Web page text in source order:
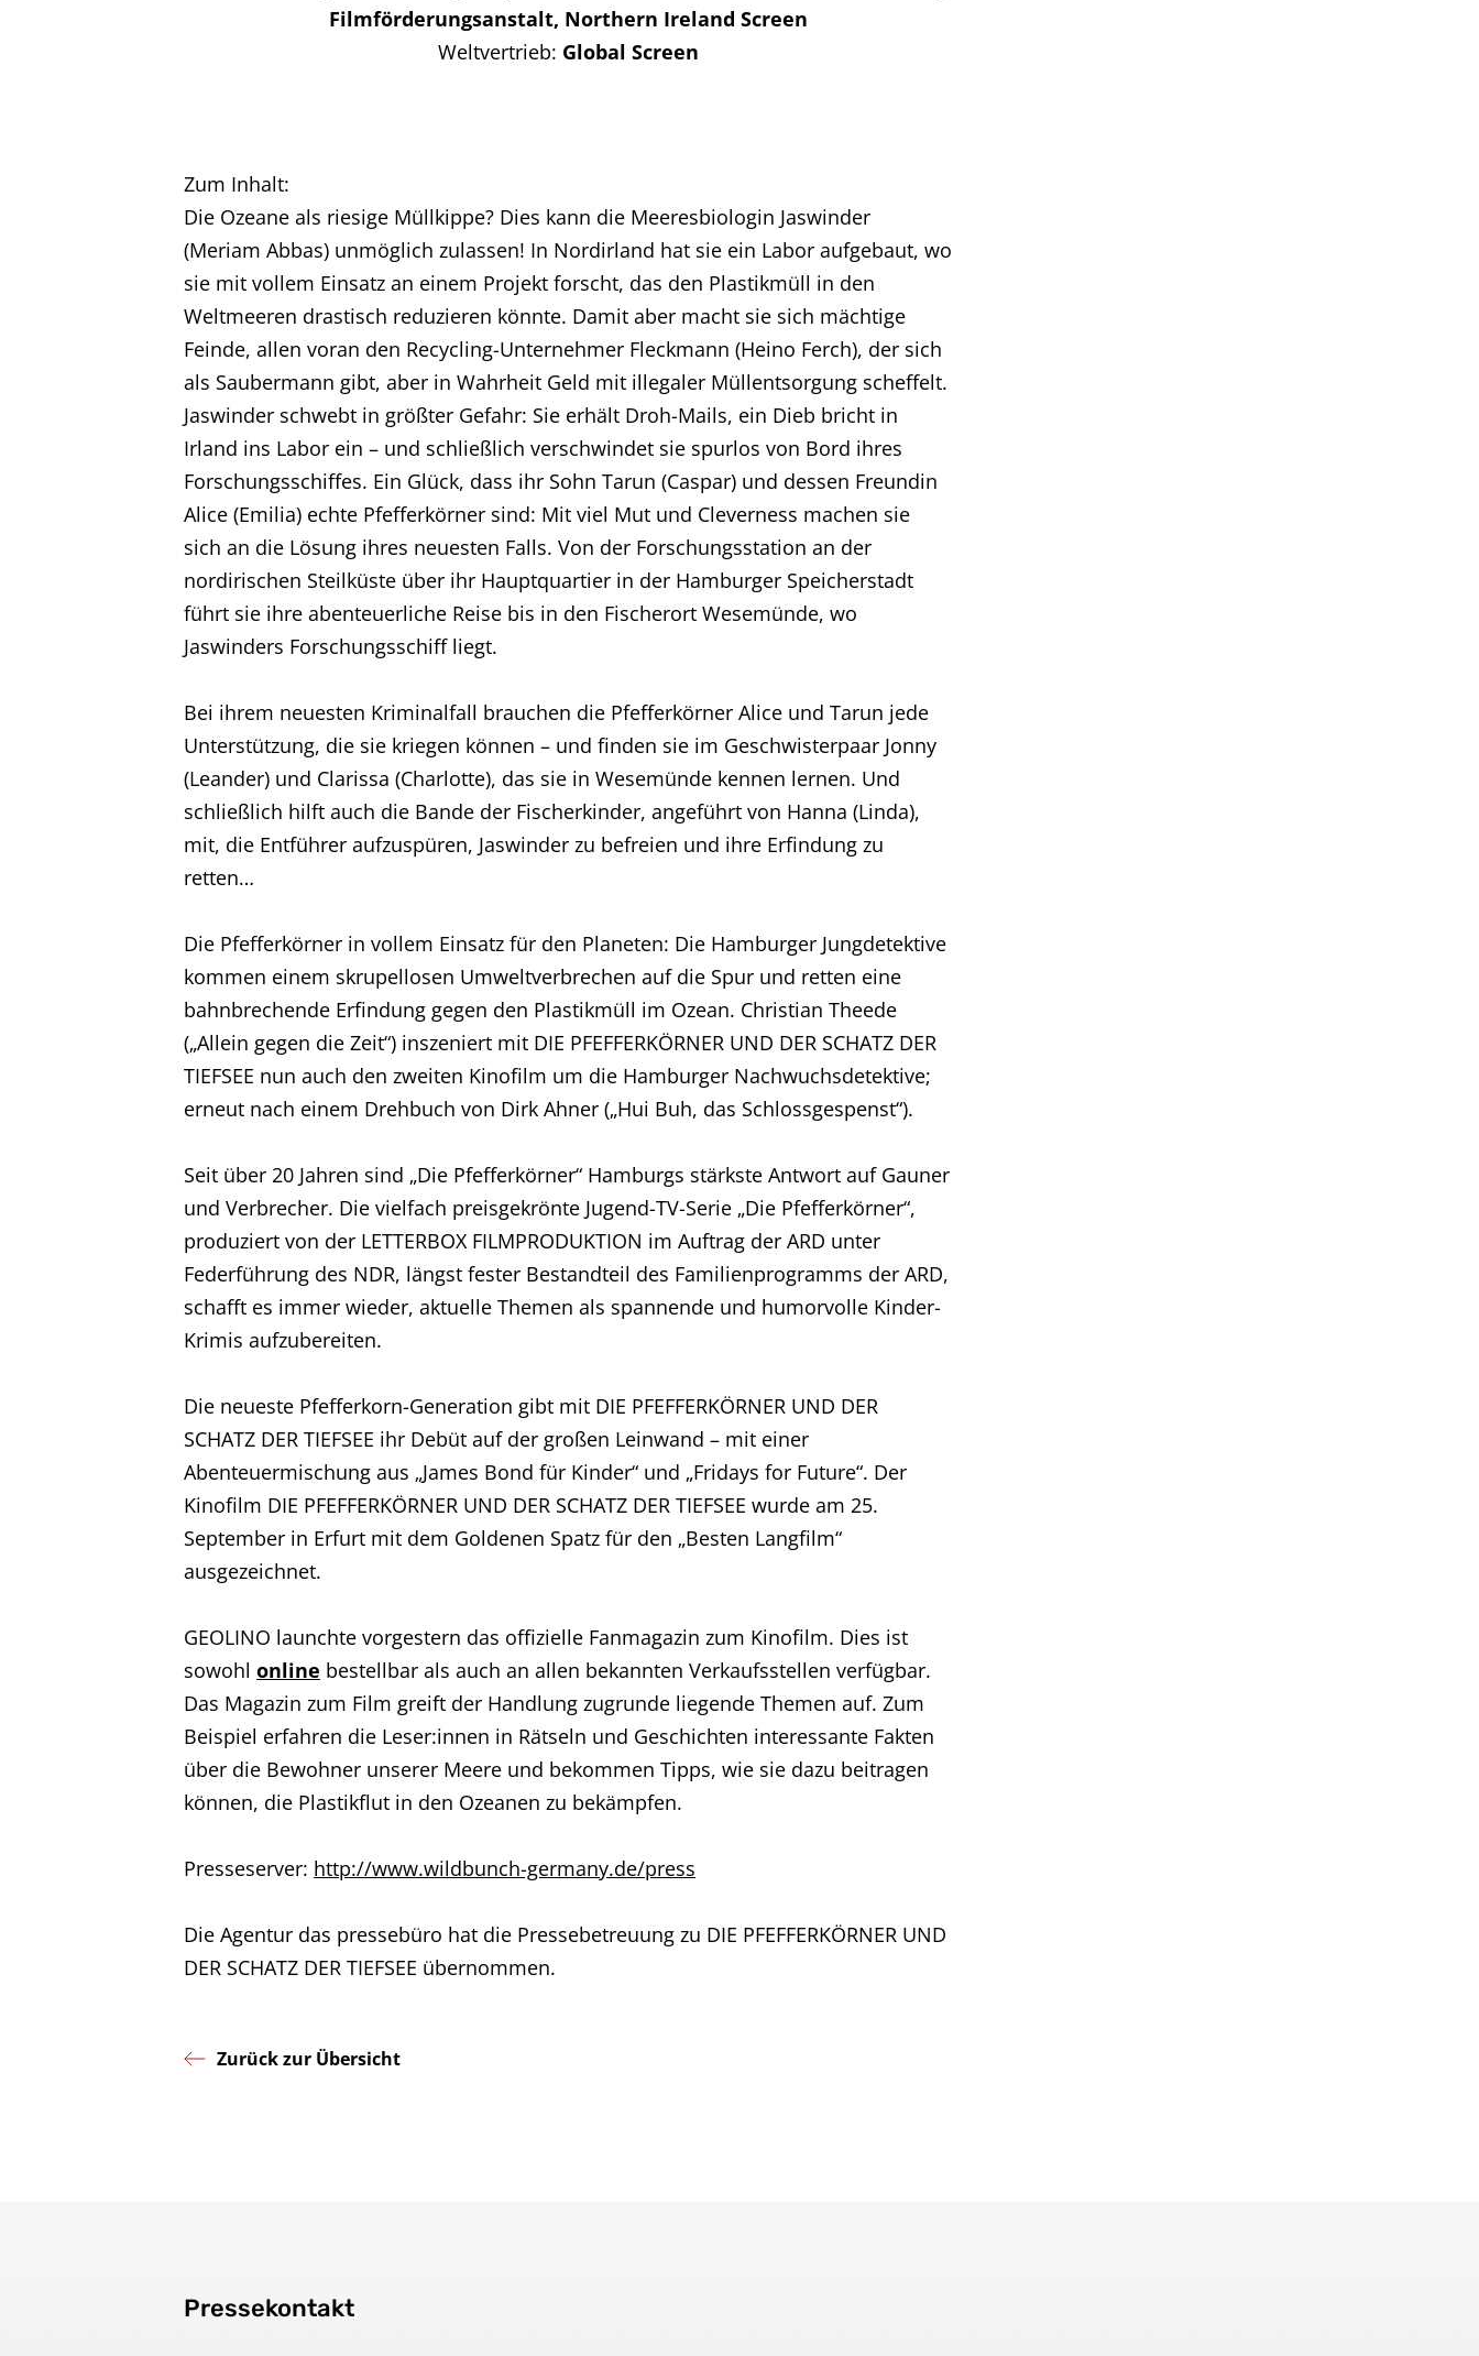
Filmförderungsanstalt, Northern Ireland Screen
Weltvertrieb: Global Screen
Zum Inhalt:
Die Ozeane als riesige Müllkippe? Dies kann die Meeresbiologin Jaswinder
(Meriam Abbas) unmöglich zulassen! In Nordirland hat sie ein Labor aufgebaut, wo
sie mit vollem Einsatz an einem Projekt forscht, das den Plastikmüll in den
Weltmeeren drastisch reduzieren könnte. Damit aber macht sie sich mächtige
Feinde, allen voran den Recycling-Unternehmer Fleckmann (Heino Ferch), der sich
als Saubermann gibt, aber in Wahrheit Geld mit illegaler Müllentsorgung scheffelt.
Jaswinder schwebt in größter Gefahr: Sie erhält Droh-Mails, ein Dieb bricht in
Irland ins Labor ein – und schließlich verschwindet sie spurlos von Bord ihres
Forschungsschiffes. Ein Glück, dass ihr Sohn Tarun (Caspar) und dessen Freundin
Alice (Emilia) echte Pfefferkörner sind: Mit viel Mut und Cleverness machen sie
sich an die Lösung ihres neuesten Falls. Von der Forschungsstation an der
nordirischen Steilküste über ihr Hauptquartier in der Hamburger Speicherstadt
führt sie ihre abenteuerliche Reise bis in den Fischerort Wesemünde, wo
Jaswinders Forschungsschiff liegt.
Bei ihrem neuesten Kriminalfall brauchen die Pfefferkörner Alice und Tarun jede
Unterstützung, die sie kriegen können – und finden sie im Geschwisterpaar Jonny
(Leander) und Clarissa (Charlotte), das sie in Wesemünde kennen lernen. Und
schließlich hilft auch die Bande der Fischerkinder, angeführt von Hanna (Linda),
mit, die Entführer aufzuspüren, Jaswinder zu befreien und ihre Erfindung zu
retten…
Die Pfefferkörner in vollem Einsatz für den Planeten: Die Hamburger Jungdetektive
kommen einem skrupellosen Umweltverbrechen auf die Spur und retten eine
bahnbrechende Erfindung gegen den Plastikmüll im Ozean. Christian Theede
(„Allein gegen die Zeit“) inszeniert mit DIE PFEFFERKÖRNER UND DER SCHATZ DER
TIEFSEE nun auch den zweiten Kinofilm um die Hamburger Nachwuchsdetektive;
erneut nach einem Drehbuch von Dirk Ahner („Hui Buh, das Schlossgespenst“).
Seit über 20 Jahren sind „Die Pfefferkörner“ Hamburgs stärkste Antwort auf Gauner
und Verbrecher. Die vielfach preisgekrönte Jugend-TV-Serie „Die Pfefferkörner“,
produziert von der LETTERBOX FILMPRODUKTION im Auftrag der ARD unter
Federführung des NDR, längst fester Bestandteil des Familienprogramms der ARD,
schafft es immer wieder, aktuelle Themen als spannende und humorvolle Kinder-
Krimis aufzubereiten.
Die neueste Pfefferkorn-Generation gibt mit DIE PFEFFERKÖRNER UND DER
SCHATZ DER TIEFSEE ihr Debüt auf der großen Leinwand – mit einer
Abenteuermischung aus „James Bond für Kinder“ und „Fridays for Future“. Der
Kinofilm DIE PFEFFERKÖRNER UND DER SCHATZ DER TIEFSEE wurde am 25.
September in Erfurt mit dem Goldenen Spatz für den „Besten Langfilm“
ausgezeichnet.
GEOLINO launchte vorgestern das offizielle Fanmagazin zum Kinofilm. Dies ist
sowohl online bestellbar als auch an allen bekannten Verkaufsstellen verfügbar.
Das Magazin zum Film greift der Handlung zugrunde liegende Themen auf. Zum
Beispiel erfahren die Leser:innen in Rätseln und Geschichten interessante Fakten
über die Bewohner unserer Meere und bekommen Tipps, wie sie dazu beitragen
können, die Plastikflut in den Ozeanen zu bekämpfen.
Presseserver: http://www.wildbunch-germany.de/press
Die Agentur das pressebüro hat die Pressebetreuung zu DIE PFEFFERKÖRNER UND
DER SCHATZ DER TIEFSEE übernommen.
Zurück zur Übersicht
Pressekontakt
Home
Unternehmen
Presse
Karriere
Impressum